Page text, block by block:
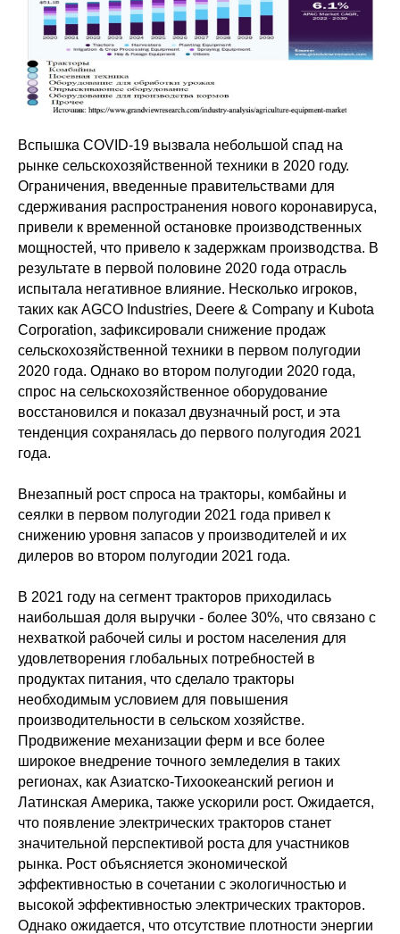
Вспышка COVID-19 вызвала небольшой спад на
рынке сельскохозяйственной техники в 2020 году.
Ограничения, введенные правительствами для
сдерживания распространения нового коронавируса,
привели к временной остановке производственных
мощностей, что привело к задержкам производства. В
результате в первой половине 2020 года отрасль
испытала негативное влияние. Несколько игроков,
таких как AGCO Industries, Deere & Company и Kubota
Corporation, зафиксировали снижение продаж
сельскохозяйственной техники в первом полугодии
2020 года. Однако во втором полугодии 2020 года,
спрос на сельскохозяйственное оборудование
восстановился и показал двузначный рост, и эта
тенденция сохранялась до первого полугодия 2021
года.
Внезапный рост спроса на тракторы, комбайны и
сеялки в первом полугодии 2021 года привел к
снижению уровня запасов у производителей и их
дилеров во втором полугодии 2021 года.
В 2021 году на сегмент тракторов приходилась
наибольшая доля выручки - более 30%, что связано с
нехваткой рабочей силы и ростом населения для
удовлетворения глобальных потребностей в
продуктах питания, что сделало тракторы
необходимым условием для повышения
производительности в сельском хозяйстве.
Продвижение механизации ферм и все более
широкое внедрение точного земледелия в таких
регионах, как Азиатско-Тихоокеанский регион и
Латинская Америка, также ускорили рост. Ожидается,
что появление электрических тракторов станет
значительной перспективой роста для участников
рынка. Рост объясняется экономической
эффективностью в сочетании с экологичностью и
высокой эффективностью электрических тракторов.
Однако ожидается, что отсутствие плотности энергии